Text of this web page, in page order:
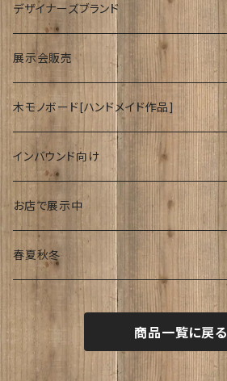
絹
波
デザイナーズブランド
展示会販売
木モノボード[ハンドメイド作品]
ゆーかり
リース
おぶじぇ
ドッグウェアー
キモノ
フーケ｜上着
インバウンド向け
海外
Japanese style
お店で展示中
リ・マテリアルさん
join lotus coffee さん
たまゆらさん
春夏秋冬
商品一覧に戻る